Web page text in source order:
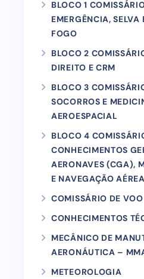
BLOCO 1
EMERGÊNCIA, SELVA
FOGO
BLOCO 2
DIREITO E CRM
BLOCO 3
SOCORROS E
AEROESPACIAL
BLOCO 4
CONHECIMENTOS
AERONAVES (CGA),
E NAVEGAÇÃO AÉREA
COMISSÁRIO DE VOO
CONHECIMENTOS
MECÂNICO DE
AERONÁUTICA –
METEOROLOGIA